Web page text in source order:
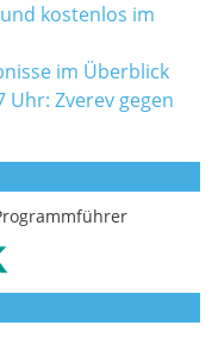
kostenlos im
im Überblick
Zverev gegen